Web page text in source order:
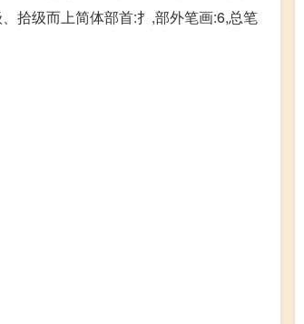
拾级而上简体部首:扌,部外笔画:6,总笔